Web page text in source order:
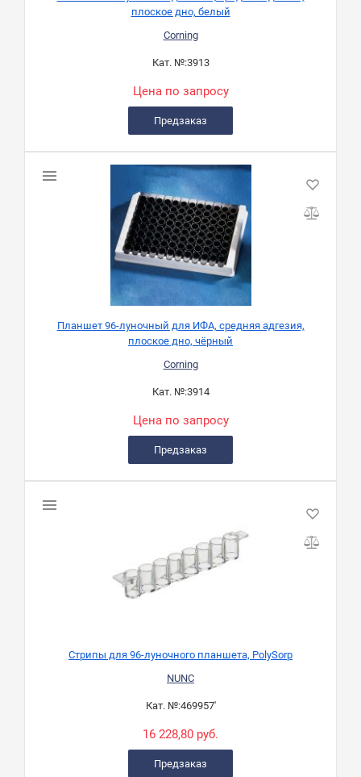
плоское дно, белый
Corning
Кат. №:3913
Цена по запросу
Предзаказ
Планшет 96-луночный для ИФА, средняя адгезия,
плоское дно, чёрный
Corning
Кат. №:3914
Цена по запросу
Предзаказ
Стрипы для 96-луночного планшета, PolySorp
NUNC
Кат. №:469957'
16 228,80 руб.
Предзаказ